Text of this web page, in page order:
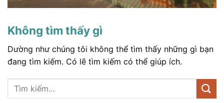
Không tìm thấy gì
Dường như chúng tôi không thể tìm thấy những gì bạn
đang tìm kiếm. Có lẽ tìm kiếm có thể giúp ích.